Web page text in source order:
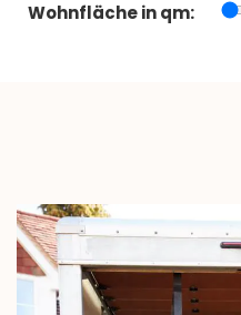
Wohnfläche in qm: